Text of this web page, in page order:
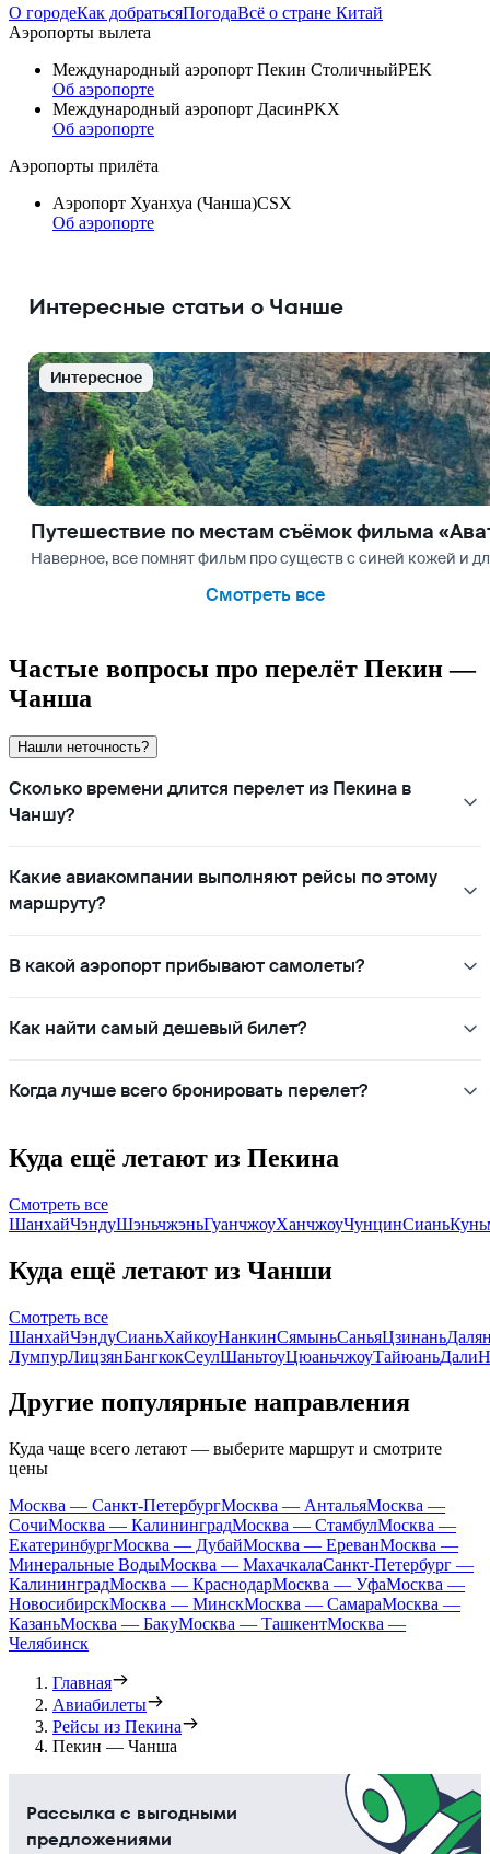
О городеКак добратьсяПогодаВсё о стране Китай
Аэропорты вылета
Международный аэропорт Пекин СтоличныйPEK
Об аэропорте
Международный аэропорт ДасинPKX
Об аэропорте
Аэропорты прилёта
Аэропорт Хуанхуа (Чанша)CSX
Об аэропорте
Интересные статьи о Чанше
Интересное
Путешествие по местам съёмок фильма
Наверное, все помнят фильм про существ с синей кожей и
Смотреть все
Частые вопросы про перелёт Пекин —
Чанша
Нашли неточность?
Сколько времени длится перелет из Пекина в
Чаншу?
Какие авиакомпании выполняют рейсы по этому
маршруту?
В какой аэропорт прибывают самолеты?
Как найти самый дешевый билет?
Когда лучше всего бронировать перелет?
Куда ещё летают из Пекина
Смотреть все
ШанхайЧэндуШэньчжэньГуанчжоуХанчжоуЧунцинСиань
Куда ещё летают из Чанши
Смотреть все
ШанхайЧэндуСианьХайкоуНанкинСямыньСаньяЦзинань
ЛумпурЛицзянБангкокСеулШаньтоуЦюаньчжоуТайюаньДали
Другие популярные направления
Куда чаще всего летают — выберите маршрут и смотрите
цены
Москва — Санкт-ПетербургМосква — АнтальяМосква —
СочиМосква — КалининградМосква — СтамбулМосква —
ЕкатеринбургМосква — ДубайМосква — ЕреванМосква —
Минеральные ВодыМосква — МахачкалаСанкт-Петербург —
КалининградМосква — КраснодарМосква — УфаМосква —
НовосибирскМосква — МинскМосква — СамараМосква —
КазаньМосква — БакуМосква — ТашкентМосква —
Челябинск
Главная
Авиабилеты
Рейсы из Пекина
Пекин — Чанша
Рассылка с выгодными
предложениями